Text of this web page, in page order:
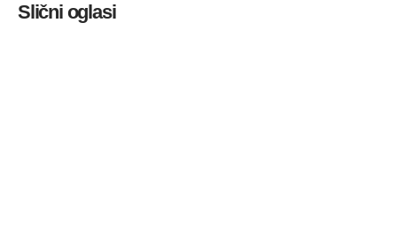
Slični oglasi